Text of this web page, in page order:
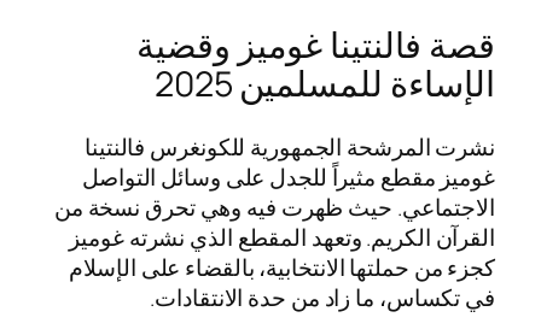
قصة فالنتينا غوميز وقضية
الإساءة للمسلمين 2025
نشرت المرشحة الجمهورية للكونغرس فالنتينا
غوميز مقطع مثيراً للجدل على وسائل التواصل
الاجتماعي. حيث ظهرت فيه وهي تحرق نسخة من
القرآن الكريم. وتعهد المقطع الذي نشرته غوميز
كجزء من حملتها الانتخابية، بالقضاء على الإسلام
في تكساس، ما زاد من حدة الانتقادات.